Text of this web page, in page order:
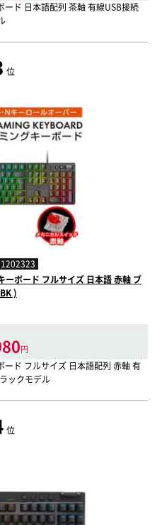
ド 日本語配列 茶軸 有線USB接続
位
1202323
ーボード フルサイズ 日本語 赤軸 ブ
)
円
ド フルサイズ 日本語配列 赤軸 有
ックモデル
位